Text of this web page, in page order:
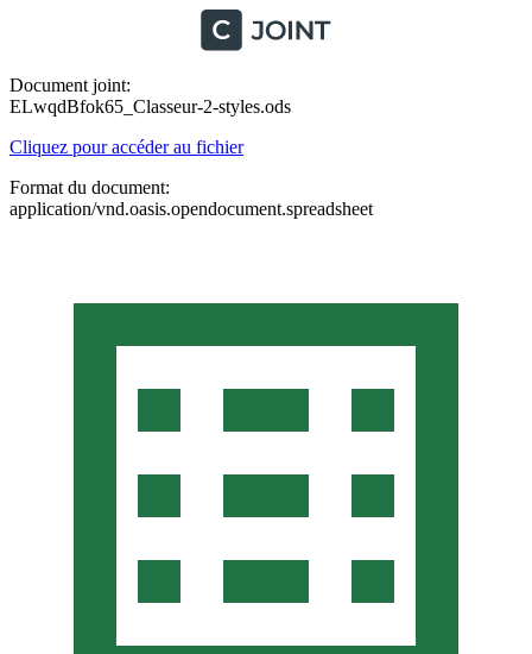
Document joint:
ELwqdBfok65_Classeur-2-styles.ods
Cliquez pour accéder au fichier
Format du document:
application/vnd.oasis.opendocument.spreadsheet